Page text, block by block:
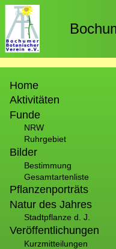
Direkt
zum
Inhalt
Home
Aktivitäten
Funde
NRW
Ruhrgebiet
Bilder
Bestimmung
Gesamtartenliste
Pflanzenporträts
Natur des Jahres
Stadtpflanze d. J.
Veröffentlichungen
Kurzmitteilungen